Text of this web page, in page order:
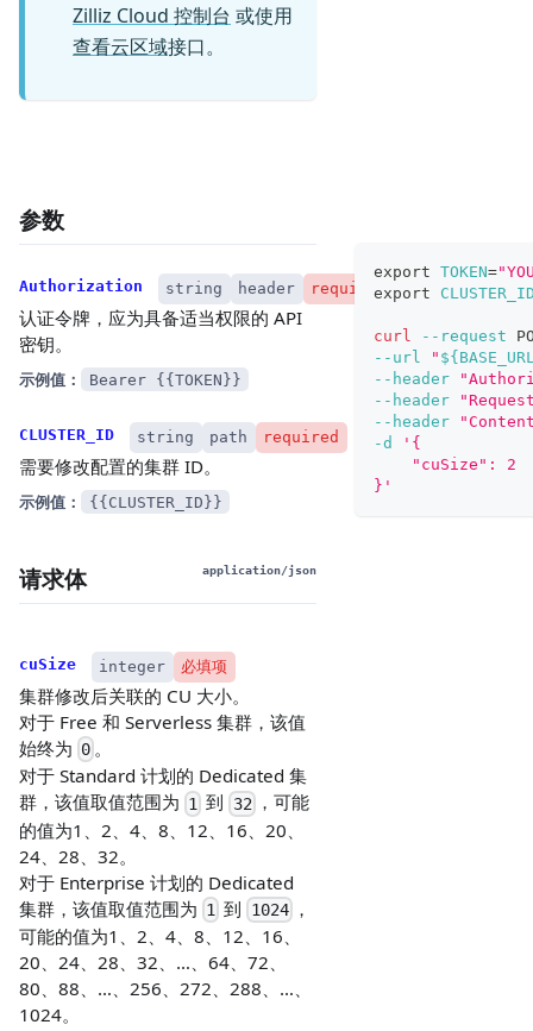
Zilliz Cloud 控制台 或使用
查看云区域接口。
参数
Authorization string header required
认证令牌，应为具备适当权限的 API
密钥。
示例值： Bearer {{TOKEN}}
CLUSTER_ID string path required
需要修改配置的集群 ID。
示例值： {{CLUSTER_ID}}
请求体 application/json
cuSize integer 必填项
集群修改后关联的 CU 大小。
对于 Free 和 Serverless 集群，该值
始终为 0 。
对于 Standard 计划的 Dedicated 集
群，该值取值范围为 1 到 32 ，可能
的值为1、2、4、8、12、16、20、
24、28、32。
对于 Enterprise 计划的 Dedicated
集群，该值取值范围为 1 到 1024，
可能的值为1、2、4、8、12、16、
20、24、28、32、…、64、72、
80、88、…、256、272、288、…、
1024。
export TOKEN=
export
curl --request
--url
"
--header
--header
--header
-d
'{
    "cuSize": 2
}'